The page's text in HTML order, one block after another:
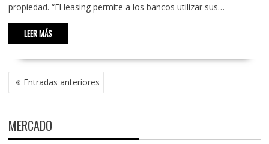
propiedad. “El leasing permite a los bancos utilizar sus…
LEER MÁS
NAVEGACIÓN
DE Entradas anteriores
MERCADO